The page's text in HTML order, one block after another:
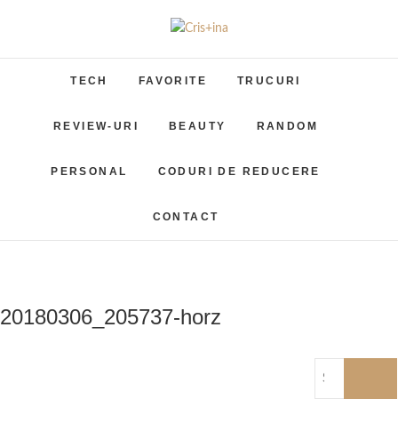
Cris+ina
TECH FAVORITE TRUCURI
REVIEW-URI BEAUTY RANDOM
PERSONAL CODURI DE REDUCERE
CONTACT
20180306_205737-horz